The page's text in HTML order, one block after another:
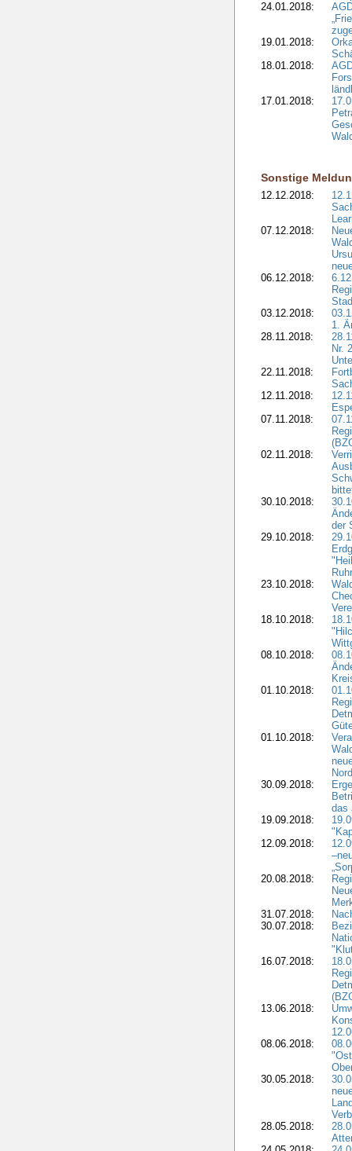
24.01.2018:
19.01.2018:
18.01.2018:
17.01.2018:
Sonstige
12.12.2018:
07.12.2018:
06.12.2018:
03.12.2018:
1.
28.11.2018:
Nr.
22.11.2018:
12.11.2018:
07.11.2018:
02.11.2018:
30.10.2018:
der
29.10.2018:
23.10.2018:
18.10.2018:
08.10.2018:
01.10.2018:
01.10.2018:
30.09.2018:
das
19.09.2018:
12.09.2018:
20.08.2018:
31.07.2018:
30.07.2018:
16.07.2018:
13.06.2018:
08.06.2018:
30.05.2018:
28.05.2018: